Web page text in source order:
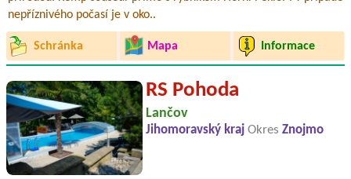
nepříznivého počasí je v oko..
Schránka Mapa Informace
RS Pohoda
Lančov
Jihomoravský kraj Okres Znojmo